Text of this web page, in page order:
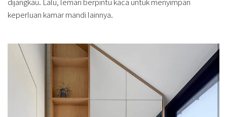
keperluan kamar mandi lainnya.